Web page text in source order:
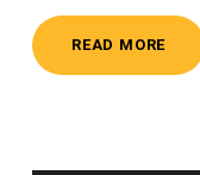
READ MORE